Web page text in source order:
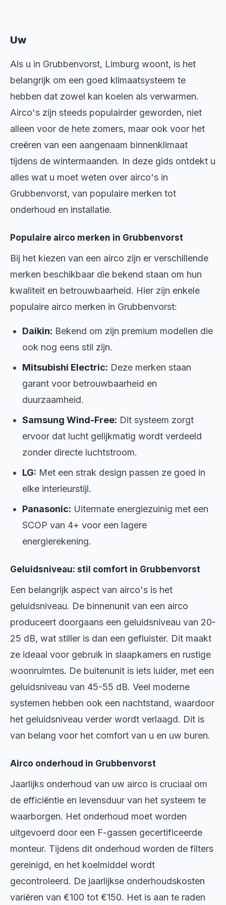
Uw
Als u in Grubbenvorst, Limburg woont, is het
belangrijk om een goed klimaatsysteem te
hebben dat zowel kan koelen als verwarmen.
Airco's zijn steeds populairder geworden, niet
alleen voor de hete zomers, maar ook voor het
creëren van een aangenaam binnenklimaat
tijdens de wintermaanden. In deze gids ontdekt u
alles wat u moet weten over airco's in
Grubbenvorst, van populaire merken tot
onderhoud en installatie.
Populaire airco merken in Grubbenvorst
Bij het kiezen van een airco zijn er verschillende
merken beschikbaar die bekend staan om hun
kwaliteit en betrouwbaarheid. Hier zijn enkele
populaire airco merken in Grubbenvorst:
Daikin: Bekend om zijn premium modellen die
ook nog eens stil zijn.
Mitsubishi Electric: Deze merken staan
garant voor betrouwbaarheid en
duurzaamheid.
Samsung Wind-Free: Dit systeem zorgt
ervoor dat lucht gelijkmatig wordt verdeeld
zonder directe luchtstroom.
LG: Met een strak design passen ze goed in
elke interieurstijl.
Panasonic: Uitermate energiezuinig met een
SCOP van 4+ voor een lagere
energierekening.
Geluidsniveau: stil comfort in Grubbenvorst
Een belangrijk aspect van airco's is het
geluidsniveau. De binnenunit van een airco
produceert doorgaans een geluidsniveau van 20-
25 dB, wat stiller is dan een gefluister. Dit maakt
ze ideaal voor gebruik in slaapkamers en rustige
woonruimtes. De buitenunit is iets luider, met een
geluidsniveau van 45-55 dB. Veel moderne
systemen hebben ook een nachtstand, waardoor
het geluidsniveau verder wordt verlaagd. Dit is
van belang voor het comfort van u en uw buren.
Airco onderhoud in Grubbenvorst
Jaarlijks onderhoud van uw airco is cruciaal om
de efficiëntie en levensduur van het systeem te
waarborgen. Het onderhoud moet worden
uitgevoerd door een F-gassen gecertificeerde
monteur. Tijdens dit onderhoud worden de filters
gereinigd, en het koelmiddel wordt
gecontroleerd. De jaarlijkse onderhoudskosten
variëren van €100 tot €150. Het is aan te raden